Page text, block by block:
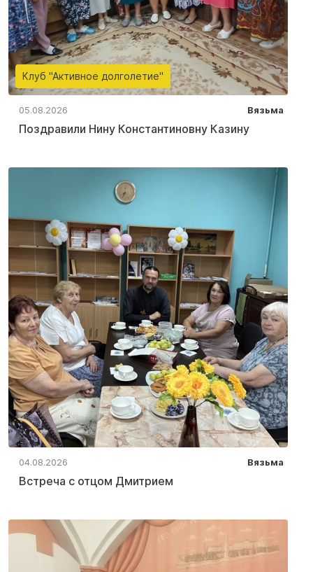
Клуб "Активное долголетие"
05.08.2026 Вязьма
Поздравили Нину Константиновну Казину
04.08.2026 Вязьма
Встреча с отцом Дмитрием